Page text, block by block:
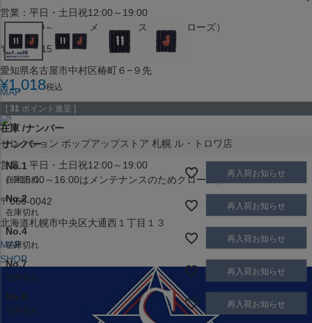
営業：平日・土日祝12:00～19:00
（※15:00～16:00はメンテナンスのためクローズ）
〒453-0015
愛知県名古屋市中村区椿町６−９先
MAP
SHOP
セレクション ポップアップストア 札幌 ル・トロワ店
営業：平日・土日祝12:00～19:00
（※15:00～16:00はメンテナンスのためクローズ）
〒060-0042
北海道札幌市中央区大通西１丁目１３
MAP
SHOP
¥1,018税込
[ 31 ポイント進呈 ]
在庫 ナンバー
ナンバー
No.1
在庫切れ
再入荷お知らせ
No.2
在庫切れ
再入荷お知らせ
No.4
在庫切れ
再入荷お知らせ
No.7
在庫切れ
再入荷お知らせ
No.8
在庫切れ
再入荷お知らせ